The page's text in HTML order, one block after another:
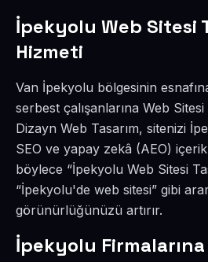
İpekyolu Web Sitesi
Hizmeti
Van İpekyolu bölgesinin
serbest çalışanlarına Web
Dizayn Web Tasarım, sitenizi
SEO ve yapay zekâ (AEO)
böylece “İpekyolu Web Sitesi
“İpekyolu'de web sitesi” gibi
görünürlüğünüzü artırır.
İpekyolu Firmalarına